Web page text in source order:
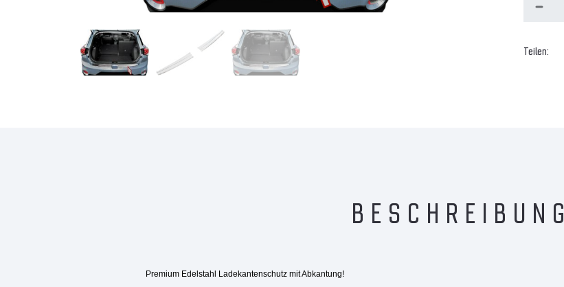
Teilen:
BESCHREIBUNG
Premium Edelstahl Ladekantenschutz mit Abkantung!